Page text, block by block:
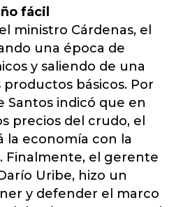
fácil
ministro Cárdenas, el
una época de
y saliendo de una
productos básicos. Por
Santos indicó que en
precios del crudo, el
la economía con la
Finalmente, el gerente
Uribe, hizo un
y defender el marco